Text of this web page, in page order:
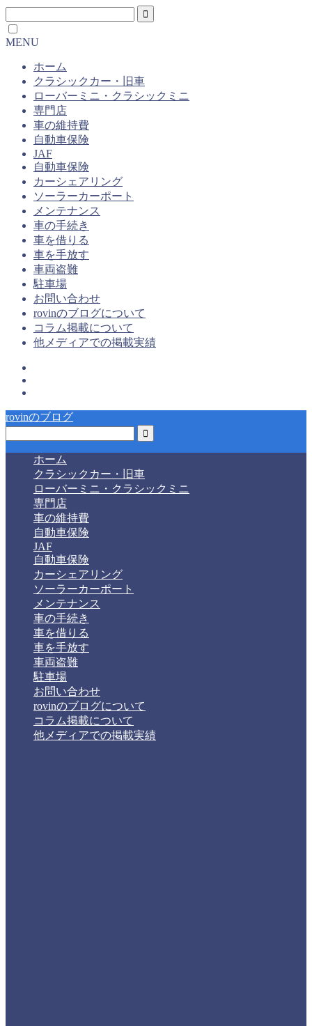
MENU
ホーム
クラシックカー・旧車
ローバーミニ・クラシックミニ
専門店
車の維持費
自動車保険
JAF
自動車保険
カーシェアリング
ソーラーカーポート
メンテナンス
車の手続き
車を借りる
車を手放す
車両盗難
駐車場
お問い合わせ
rovinのブログについて
コラム掲載について
他メディアでの掲載実績
rovinのブログ
ホーム
クラシックカー・旧車
ローバーミニ・クラシックミニ
専門店
車の維持費
自動車保険
JAF
自動車保険
カーシェアリング
ソーラーカーポート
メンテナンス
車の手続き
車を借りる
車を手放す
車両盗難
駐車場
お問い合わせ
rovinのブログについて
コラム掲載について
他メディアでの掲載実績